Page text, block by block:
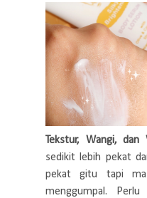
Tekstur, Wangi, dan
sedikit lebih pekat
pekat gitu tapi
menggumpal.